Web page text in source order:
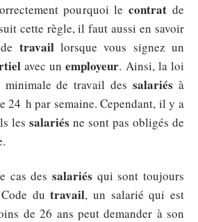
pourquoi lecontrat de
cette règle, il faut aussi en savoir
de travaillorsque vous signez un
avec unemployeur. Ainsi, la loi
minimale de travail dessalariés à
24 h par semaine. Cependant, il y a
les salariés ne sont pas obligés de
cas des salariés qui sont toujours
Code dutravail, un salarié qui est
de 26 ans peut demander à son